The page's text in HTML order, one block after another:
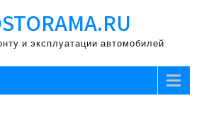
и эксплуатации автомобилей